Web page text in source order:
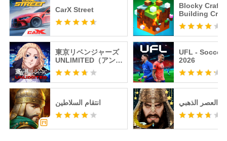
CarX Street
Blocky Craft:
Building Craft
東京リベンジャーズ
UNLIMITED（アンリ
ベ）
UFL - Soccer
2026
انتقام السلاطين العصر الذهبي